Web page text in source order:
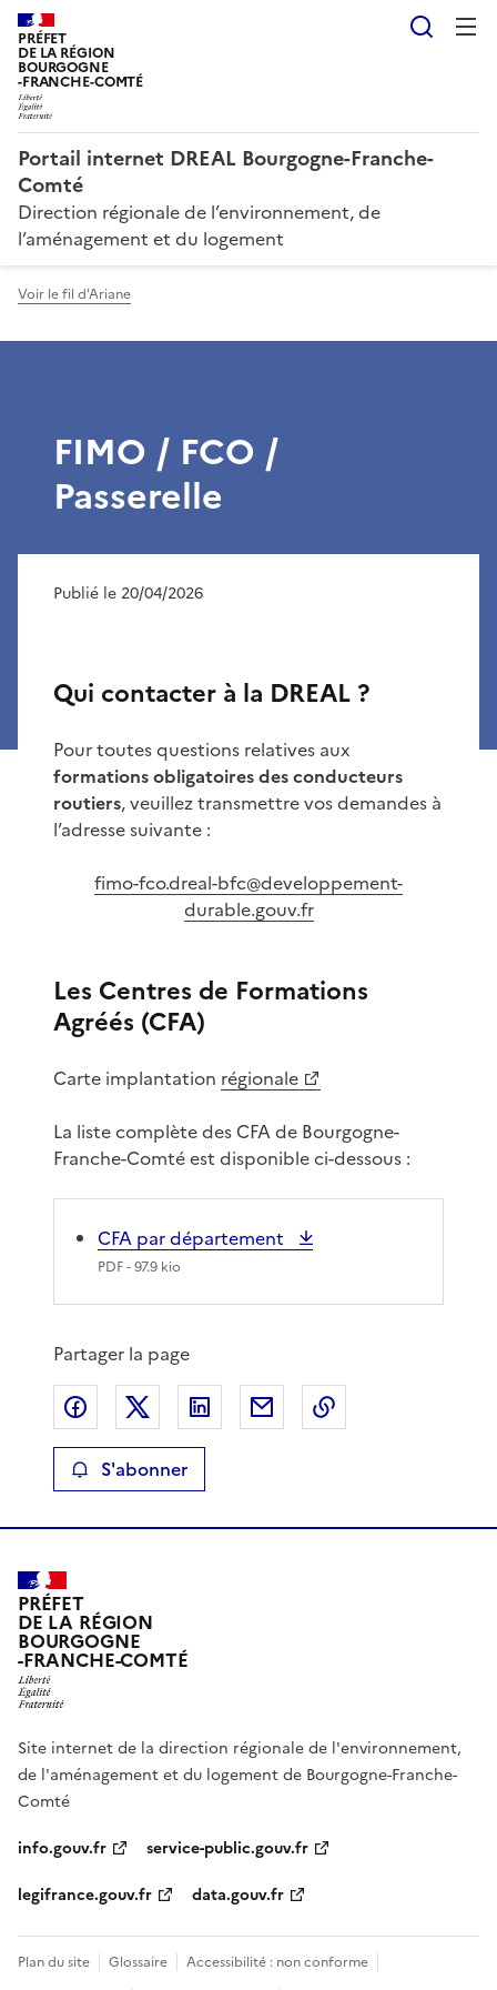
PRÉFET
DE LA RÉGION
BOURGOGNE
-FRANCHE-COMTÉ
Portail internet DREAL Bourgogne-Franche-
Comté
Direction régionale de l’environnement, de
l’aménagement et du logement
Voir le fil d'Ariane
FIMO / FCO /
Passerelle
Publié le 20/04/2026
Qui contacter à la DREAL ?
Pour toutes questions relatives aux
formations obligatoires des conducteurs
routiers, veuillez transmettre vos demandes à
l’adresse suivante :
fimo-fco.dreal-bfc@developpement-
durable.gouv.fr
Les Centres de Formations
Agréés (CFA)
Carte implantation régionale
La liste complète des CFA de Bourgogne-
Franche-Comté est disponible ci-dessous :
CFA par département
PDF- 97.9 kio
Partager la page
Partager sur Facebook
Partager sur XPartager sur LinkedIn
Partager par email
S'abonner
PRÉFET
DE LA RÉGION
BOURGOGNE
-FRANCHE-COMTÉ
Site internet de la direction régionale de l'environnement,
de l'aménagement et du logement de Bourgogne-Franche-
Comté
info.gouv.fr
service-public.gouv.fr
legifrance.gouv.fr
data.gouv.fr
Plan du site Glossaire
Accessibilité : non conforme